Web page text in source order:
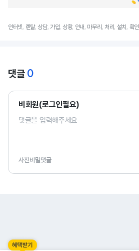
인터넷, 렌탈, 상담, 가입, 상황, 안내, 마무리, 처리, 설치, 확인
댓글 0
비회원(로그인필요)
사진비밀댓글